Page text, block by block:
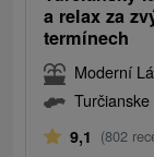
a relax za
termínech
Moderní
9,1 (802